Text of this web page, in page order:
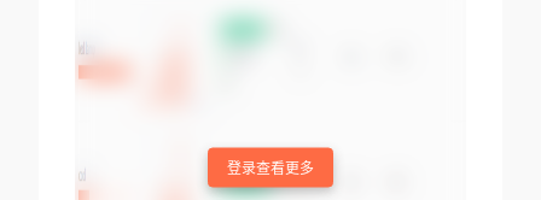
登录查看更多